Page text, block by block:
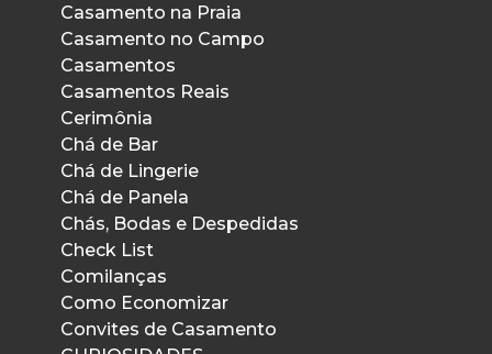
Casamento na Praia
Casamento no Campo
Casamentos
Casamentos Reais
Cerimônia
Chá de Bar
Chá de Lingerie
Chá de Panela
Chás, Bodas e Despedidas
Check List
Comilanças
Como Economizar
Convites de Casamento